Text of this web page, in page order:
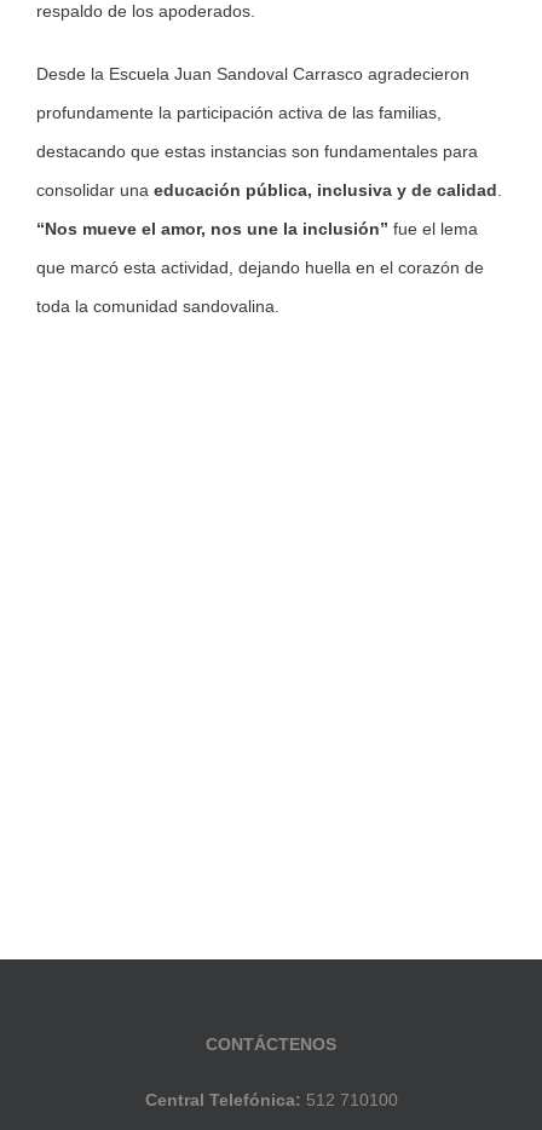
respaldo de los apoderados.
Desde la Escuela Juan Sandoval Carrasco agradecieron
profundamente la participación activa de las familias,
destacando que estas instancias son fundamentales para
consolidar una educación pública, inclusiva y de calidad.
“Nos mueve el amor, nos une la inclusión” fue el lema
que marcó esta actividad, dejando huella en el corazón de
toda la comunidad sandovalina.
CONTÁCTENOS
Central Telefónica: 512 710100